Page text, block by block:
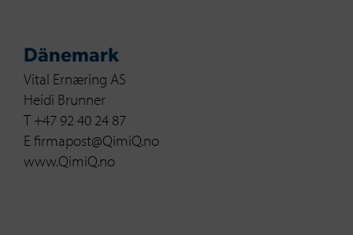
Dänemark
Vital Ernæring AS
Heidi Brunner
T +47 92 40 24 87
E firmapost@QimiQ.no
www.QimiQ.no